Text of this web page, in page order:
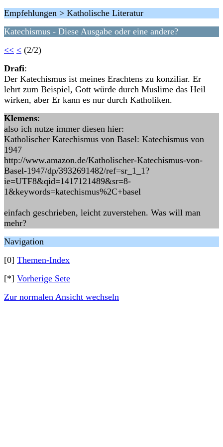
Empfehlungen > Katholische Literatur
Katechismus - Diese Ausgabe oder eine andere?
<< < (2/2)
Drafi:
Der Katechismus ist meines Erachtens zu konziliar. Er
lehrt zum Beispiel, Gott würde durch Muslime das Heil
wirken, aber Er kann es nur durch Katholiken.
Klemens:
also ich nutze immer diesen hier:
Katholischer Katechismus von Basel: Katechismus von
1947
http://www.amazon.de/Katholischer-Katechismus-von-
Basel-1947/dp/3932691482/ref=sr_1_1?
ie=UTF8&qid=1417121489&sr=8-
1&keywords=katechismus%2C+basel
einfach geschrieben, leicht zuverstehen. Was will man
mehr?
Navigation
[0] Themen-Index
[*] Vorherige Sete
Zur normalen Ansicht wechseln